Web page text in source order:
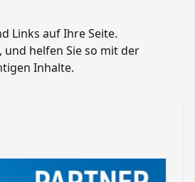
Links auf Ihre Seite.
und helfen Sie so mit der
Inhalte.